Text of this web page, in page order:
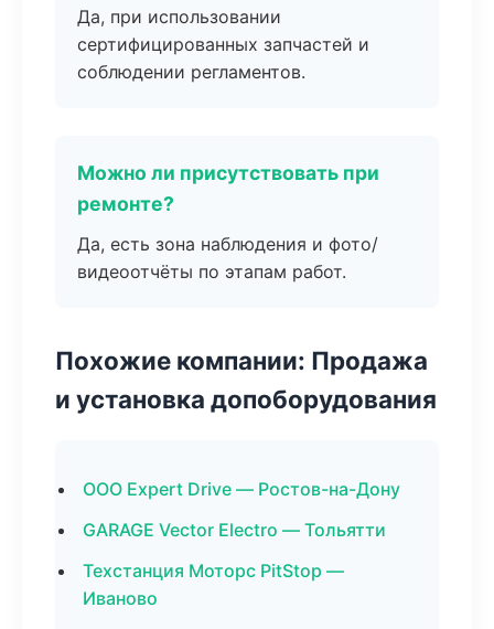
Да, при использовании
сертифицированных запчастей и
соблюдении регламентов.
Можно ли присутствовать при
ремонте?
Да, есть зона наблюдения и фото/
видеоотчёты по этапам работ.
Похожие компании: Продажа
и установка допоборудования
ООО Expert Drive — Ростов-на-Дону
GARAGE Vector Electro — Тольятти
Техстанция Моторс PitStop —
Иваново